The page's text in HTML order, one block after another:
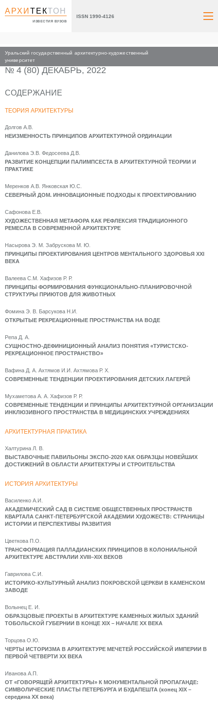
АРХИТЕКТОН
ИЗВЕСТИЯ ВУЗОВ
ISSN 1990-4126
Уральский государственный архитектурно-художественный
университет
Главная Архив номеров 2022
№ 4 (80) ДЕКАБРЬ, 2022
СОДЕРЖАНИЕ
ТЕОРИЯ АРХИТЕКТУРЫ
Долгов А.В.
НЕИЗМЕННОСТЬ ПРИНЦИПОВ АРХИТЕКТУРНОЙ ОРДИНАЦИИ
Данилова Э.В. Федосеева Д.В.
РАЗВИТИЕ КОНЦЕПЦИИ ПАЛИМПСЕСТА В АРХИТЕКТУРНОЙ ТЕОРИИ И
ПРАКТИКЕ
Меренков А.В. Янковская Ю.С.
СЕВЕРНЫЙ ДОМ. ИННОВАЦИОННЫЕ ПОДХОДЫ К ПРОЕКТИРОВАНИЮ
Сафонова Е.В.
ХУДОЖЕСТВЕННАЯ МЕТАФОРА КАК РЕФЛЕКСИЯ ТРАДИЦИОННОГО
РЕМЕСЛА В СОВРЕМЕННОЙ АРХИТЕКТУРЕ
Насырова Э. М. Забрускова М. Ю.
ПРИНЦИПЫ ПРОЕКТИРОВАНИЯ ЦЕНТРОВ МЕНТАЛЬНОГО ЗДОРОВЬЯ XXI
ВЕКА
Валеева С.М. Хафизов Р. Р.
ПРИНЦИПЫ ФОРМИРОВАНИЯ ФУНКЦИОНАЛЬНО-ПЛАНИРОВОЧНОЙ
СТРУКТУРЫ ПРИЮТОВ ДЛЯ ЖИВОТНЫХ
Фомина Э. В. Барсукова Н.И.
ОТКРЫТЫЕ РЕКРЕАЦИОННЫЕ ПРОСТРАНСТВА НА ВОДЕ
Репа Д. А.
СУЩНОСТНО-ДЕФИНИЦИОННЫЙ АНАЛИЗ ПОНЯТИЯ «ТУРИСТСКО-
РЕКРЕАЦИОННОЕ ПРОСТРАНСТВО»
Вафина Д. А. Ахтямов И.И. Ахтямова Р. Х.
СОВРЕМЕННЫЕ ТЕНДЕНЦИИ ПРОЕКТИРОВАНИЯ ДЕТСКИХ ЛАГЕРЕЙ
Мухаметова А. А. Хафизов Р. Р.
СОВРЕМЕННЫЕ ТЕНДЕНЦИИ И ПРИНЦИПЫ АРХИТЕКТУРНОЙ ОРГАНИЗАЦИИ
ИНКЛЮЗИВНОГО ПРОСТРАНСТВА В МЕДИЦИНСКИХ УЧРЕЖДЕНИЯХ
АРХИТЕКТУРНАЯ ПРАКТИКА
Халтурина Л. В.
ВЫСТАВОЧНЫЕ ПАВИЛЬОНЫ ЭКСПО-2020 КАК ОБРАЗЦЫ НОВЕЙШИХ
ДОСТИЖЕНИЙ В ОБЛАСТИ АРХИТЕКТУРЫ И СТРОИТЕЛЬСТВА
ИСТОРИЯ АРХИТЕКТУРЫ
Василенко А.И.
АКАДЕМИЧЕСКИЙ САД В СИСТЕМЕ ОБЩЕСТВЕННЫХ ПРОСТРАНСТВ
КВАРТАЛА САНКТ-ПЕТЕРБУРГСКОЙ АКАДЕМИИ ХУДОЖЕСТВ: СТРАНИЦЫ
ИСТОРИИ И ПЕРСПЕКТИВЫ РАЗВИТИЯ
Цветкова П.О.
ТРАНСФОРМАЦИЯ ПАЛЛАДИАНСКИХ ПРИНЦИПОВ В КОЛОНИАЛЬНОЙ
АРХИТЕКТУРЕ АВСТРАЛИИ XVIII–XIX ВЕКОВ
Гаврилова С.И.
ИСТОРИКО-КУЛЬТУРНЫЙ АНАЛИЗ ПОКРОВСКОЙ ЦЕРКВИ В КАМЕНСКОМ
ЗАВОДЕ
Волынец Е. И.
ОБРАЗЦОВЫЕ ПРОЕКТЫ В АРХИТЕКТУРЕ КАМЕННЫХ ЖИЛЫХ ЗДАНИЙ
ТОБОЛЬСКОЙ ГУБЕРНИИ В КОНЦЕ XIX – НАЧАЛЕ XX ВЕКА
Торцова О.Ю.
ЧЕРТЫ ИСТОРИЗМА В АРХИТЕКТУРЕ МЕЧЕТЕЙ РОССИЙСКОЙ ИМПЕРИИ В
ПЕРВОЙ ЧЕТВЕРТИ XX ВЕКА
Иванова А.П.
ОТ «ГОВОРЯЩЕЙ АРХИТЕКТУРЫ» К МОНУМЕНТАЛЬНОЙ ПРОПАГАНДЕ:
СИМВОЛИЧЕСКИЕ ПЛАСТЫ ПЕТЕРБУРГА И БУДАПЕШТА (конец XIX –
середина XX века)